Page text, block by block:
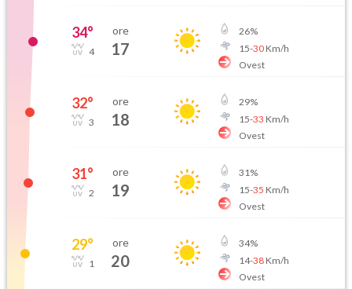
34°
4
ore
17
26%
15-30Km/h
Ovest
32°
3
ore
18
29%
15-33 Km/h
Ovest
31°
2
ore
19
31%
15-35 Km/h
Ovest
29°
1
ore
20
34%
14-38Km/h
Ovest